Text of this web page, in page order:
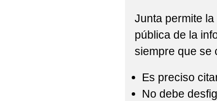
Junta permite
pública de la
siempre que se
Es preciso
No debe